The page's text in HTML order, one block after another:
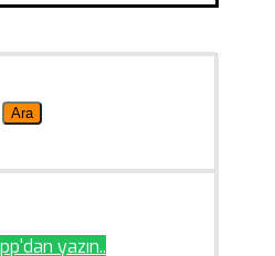
yazın..